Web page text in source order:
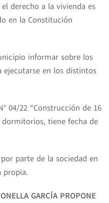
derecho a la vivienda es
en la Constitución
informar sobre los
ejecutarse en los distintos
04/22 “Construcción de 16
tiene fecha de
parte de la sociedad en
propia.
GARCÍA PROPONE